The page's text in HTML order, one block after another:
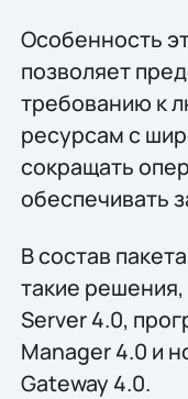
Особенность
позволяет
требованию к
ресурсам с
сокращать
обеспечивать
В состав
такие
Server 4.0,
Manager 4.0 и
Gateway 4.0.